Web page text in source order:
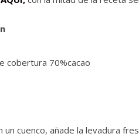
cobertura 70%cacao
un cuenco, añade la levadura